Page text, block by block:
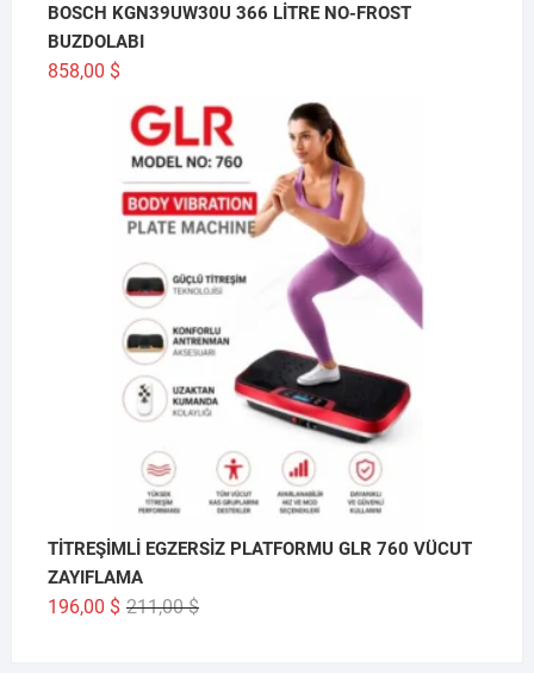
BOSCH KGN39UW30U 366 LİTRE NO-FROST
BUZDOLABI
858,00 $
TİTREŞİMLİ EGZERSİZ PLATFORMU GLR 760 VÜCUT
ZAYIFLAMA
211,00$Orijinal
196,00 $
Şu